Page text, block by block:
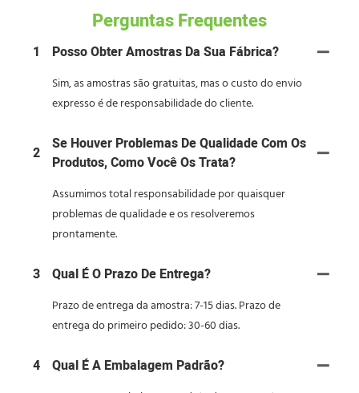
Perguntas Frequentes
1 Posso Obter Amostras Da Sua Fábrica?
Sim, as amostras são gratuitas, mas o custo do envio
expresso é de responsabilidade do cliente.
2
Se Houver Problemas De Qualidade Com Os
Produtos, Como Você Os Trata?
Assumimos total responsabilidade por quaisquer
problemas de qualidade e os resolveremos
prontamente.
3 Qual É O Prazo De Entrega?
Prazo de entrega da amostra: 7-15 dias. Prazo de
entrega do primeiro pedido: 30-60 dias.
4 Qual É A Embalagem Padrão?